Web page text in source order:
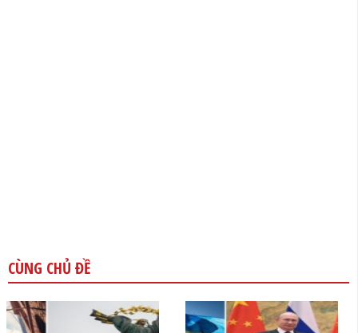
CÙNG CHỦ ĐỀ